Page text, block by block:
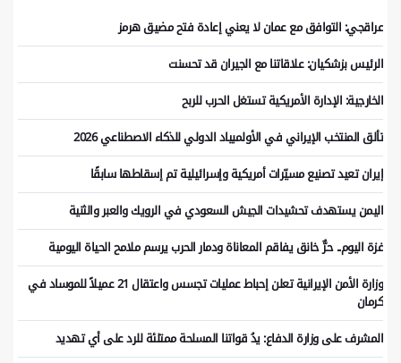
عراقجي: التوافق مع عمان لا يعني إعادة فتح مضيق هرمز
الرئيس بزشكيان: علاقاتنا مع الجيران قد تحسنت
الخارجية: الإدارة الأمريكية تستغل الحرب للربح
تألق المنتخب الإيراني في الأولمبياد الدولي للذكاء الاصطناعي 2026
إيران تعيد تصنيع مسيّرات أمريكية وإسرائيلية تم إسقاطها سابقًا
اليمن يستهدف تحشيدات الجيش السعودي في الرويك والعبر والثنية
غزة اليوم.. حرٌّ خانق يفاقم المعاناة ودمار الحرب يرسم ملامح الحياة اليومية
وزارة الأمن الإيرانية تعلن إحباط عمليات تجسس واعتقال 21 عميلاً للموساد في
كرمان
المشرف على وزارة الدفاع: يدُ قواتنا المسلحة ممتلئة للرد على أي تهديد